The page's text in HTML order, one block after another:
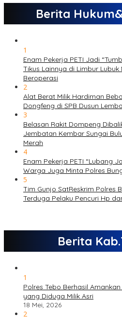
Berita
1
Enam Pekerja PETI Jadi
Tikus Lainnya di Limbur
Beroperasi
2
Alat Berat Milik Hardiman
Dongfeng di SPB Dusun
3
Belasan Rakit Dompeng
Jembatan Kembar Sungai
Merah
4
Enam Pekerja PETI “Lubang
Warga Juga Minta Polres
5
Tim Gunjo SatReskrim Polres
Terduga Pelaku Pencuri Hp
Berita
1
Polres Tebo Berhasil
yang Diduga Milik Asri
18 Mei, 2026
2